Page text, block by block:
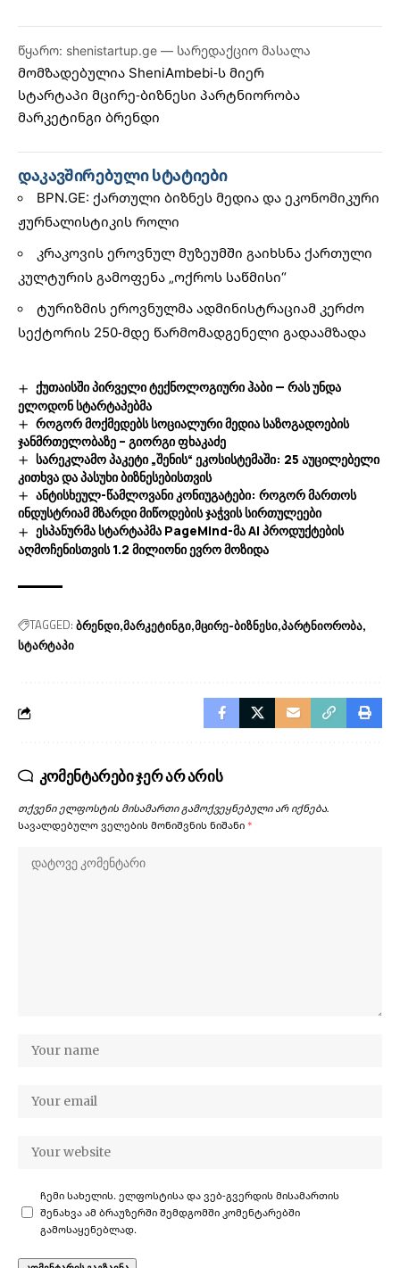
წყარო: shenistartup.ge — სარედაქციო მასალა
მომზადებულია SheniAmbebi-ს მიერ
სტარტაპი მცირე-ბიზნესი პარტნიორობა
მარკეტინგი ბრენდი
დაკავშირებული სტატიები
BPN.GE: ქართული ბიზნეს მედია და ეკონომიკური
ჟურნალისტიკის როლი
კრაკოვის ეროვნულ მუზეუმში გაიხსნა ქართული
კულტურის გამოფენა „ოქროს საწმისი“
ტურიზმის ეროვნულმა ადმინისტრაციამ კერძო
სექტორის 250-მდე წარმომადგენელი გადაამზადა
ქუთაისში პირველი ტექნოლოგიური ჰაბი — რას უნდა
ელოდონ სტარტაპებმა
როგორ მოქმედებს სოციალური მედია საზოგადოების
ჯანმრთელობაზე – გიორგი ფხაკაძე
სარეკლამო პაკეტი „შენის“ ეკოსისტემაში: 25 აუცილებელი
კითხვა და პასუხი ბიზნესებისთვის
ანტისხეულ-წამლოვანი კონიუგატები: როგორ მართოს
ინდუსტრიამ მზარდი მიწოდების ჯაჭვის სირთულეები
ესპანურმა სტარტაპმა PageMind-მა AI პროდუქტების
აღმოჩენისთვის 1.2 მილიონი ევრო მოზიდა
TAGGED: ბრენდი მარკეტინგი მცირე-ბიზნესი პარტნიორობა
სტარტაპი
კომენტარები ჯერ არ არის
თქვენი ელფოსტის მისამართი გამოქვეყნებული არ იქნება.
სავალდებულო ველების მონიშვნის ნიშანი *
ჩემი სახელის. ელფოსტისა და ვებ-გვერდის მისამართის
შენახვა ამ ბრაუზერში შემდგომში კომენტარებში
გამოსაყენებლად.